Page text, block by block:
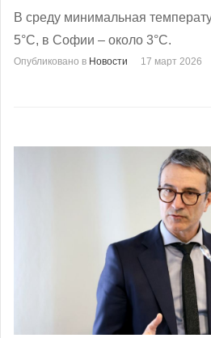
В среду минимальная
5°С, в Софии – около 3°С.
Опубликовано в Новости 17 март 2026